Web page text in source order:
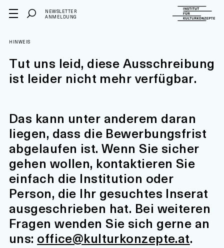
NEWSLETTER
ANMELDUNG
HINWEIS
Tut uns leid, diese Ausschreibung
ist leider nicht mehr verfügbar.
Das kann unter anderem daran
liegen, dass die Bewerbungsfrist
abgelaufen ist. Wenn Sie sicher
gehen wollen, kontaktieren Sie
einfach die Institution oder
Person, die Ihr gesuchtes Inserat
ausgeschrieben hat. Bei weiteren
Fragen wenden Sie sich gerne an
uns: office@kulturkonzepte.at.